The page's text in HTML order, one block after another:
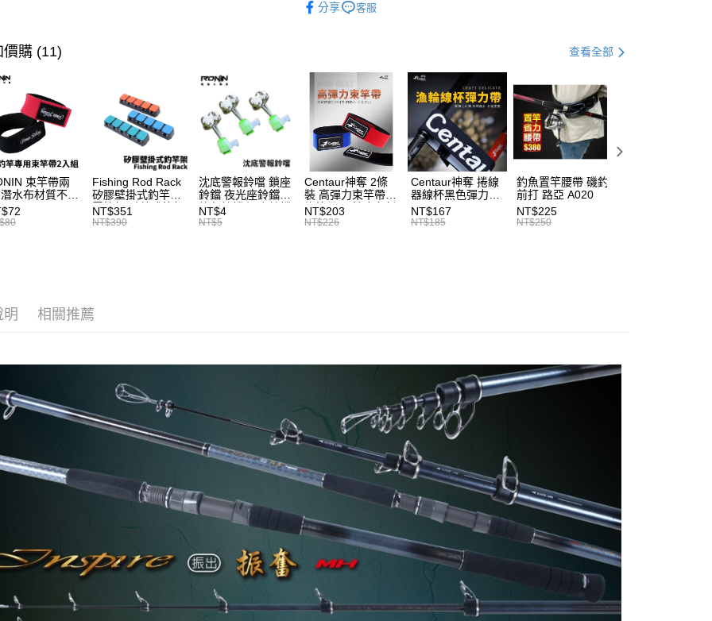
【注意事項】
款買賣價金債權讓與本公司後，依約使用本公司帳單繳交帳款。
資料（包含姓名、電話或地址）提供予台灣大哥大進項蒐集、處理及利
用，由本公司與您本人進行分期帳單所需資料之確認、核對及更正。
3.完整用戶服務條款，請詳閱以下連結：https://oppay.tw/userRule
／ATM／網路銀行／等多元方式進行付款，方視為交易完成。
是否繳費成功／繳費後需取消欲退款等相關疑問，請聯繫「AFTEE先享後
付客戶支援中心」
https://netprotections.freshdesk.com/support/home
【注意事項】
１．透過由恩沛科技股份有限公司提供之「AFTEE先享後付」服務完成之
交易，需依本服務之必要範圍內提供個人資料，並將交易相關給付款項請
求債權轉讓予恩沛科技股份有限公司。
２．關於個人資料處理事宜，請瀏覽以下網址：
https://aftee.tw/terms/#terms3
３．未成年的使用者請事先徵得法定代理人或監護人之同意方可使用
「AFTEE先享後付」，若未經同意申辦者引起之損失，本公司不負相關責
大型宅配(門市自取請勿下單，請聯繫客服）
每筆NT$200，滿NT$2,000(含以上)免運費
貨到付款（門市自取請勿下單，請聯繫客服）
每筆NT$200，滿NT$3,000(含以上)免運費
國家/地區配送(**下單前請私訊客服確認實際運費(運費另
計)，訂單才得以成立**)
分享 客服
價購 (11) 查看全部
束竿帶兩
水布材質不傷
竿 A027
Fishing Rod Rack
矽膠壁掛式釣竿架
置竿架 壁鎖式竿架
釣竿展示架 T1086
NT$351
NT$390
沈底警報鈴噹 鎖座
鈴鐺 夜光座鈴鐺
釣魚鈴鐺 沉底鈴鐺
1入 可插
NT$4
NT$5
Centaur神奪 2條
裝 高彈力束竿帶
綁竿帶 彈性魔鬼氈
束帶 A037
NT$203
NT$226
Centaur神奪 捲線
器線杯黑色彈力帶
T227
NT$167
NT$185
釣魚置竿腰帶 磯釣
前打 路亞 A020
NT$225
NT$250
明 相關推薦